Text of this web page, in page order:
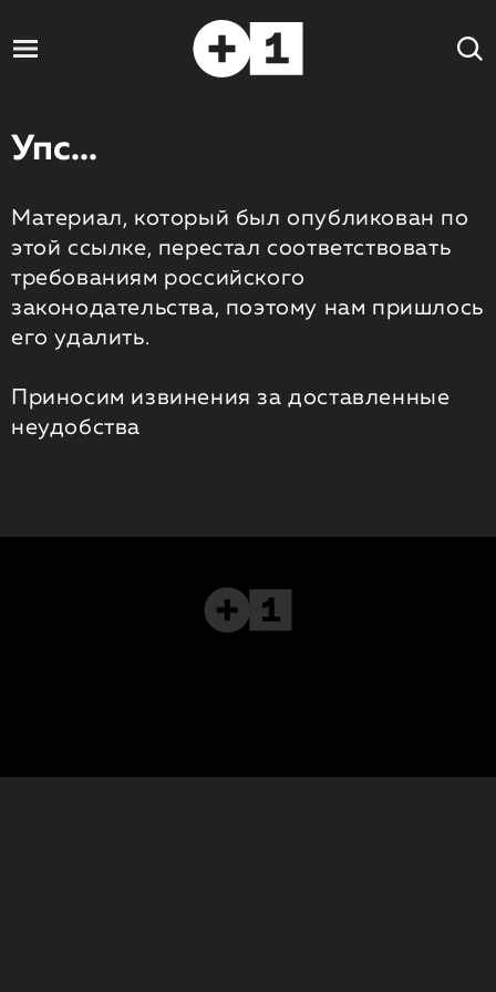
Упс...
Материал, который был опубликован по
этой ссылке, перестал соответствовать
требованиям российского
законодательства, поэтому нам пришлось
его удалить.
Приносим извинения за доставленные
неудобства